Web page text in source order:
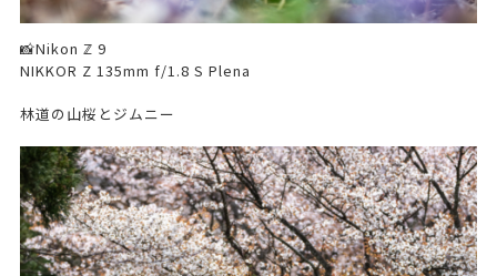
📸Nikon ℤ 9
NIKKOR Z 135mm f/1.8 S Plena
林道の山桜とジムニー